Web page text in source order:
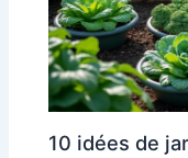
10 idées de